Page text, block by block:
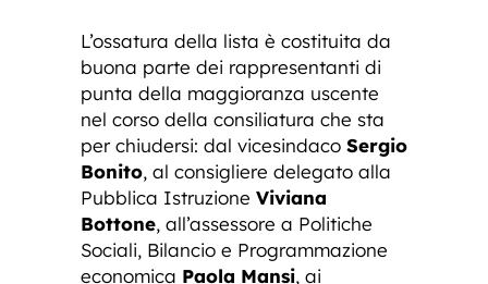
L’ossatura della lista è costituita da
buona parte dei rappresentanti di
punta della maggioranza uscente
nel corso della consiliatura che sta
per chiudersi: dal vicesindaco Sergio
Bonito, al consigliere delegato alla
Pubblica Istruzione Viviana
Bottone, all’assessore a Politiche
Sociali, Bilancio e Programmazione
economica Paola Mansi, ai